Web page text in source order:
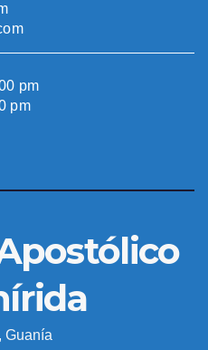
pm
pm
Guanía